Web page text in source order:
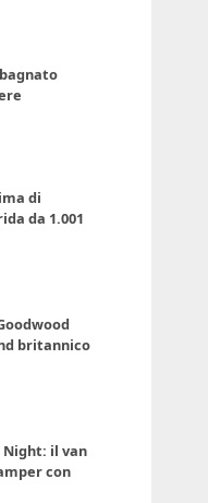
di
da 1.001
britannico
Night: il van
con